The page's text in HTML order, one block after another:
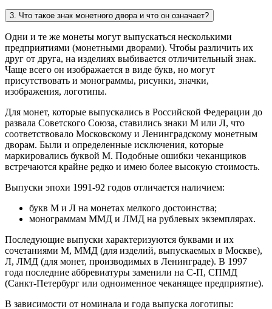
3. Что такое знак монетного двора и что он означает?
Одни и те же монеты могут выпускаться несколькими
предприятиями (монетными дворами). Чтобы различить их
друг от друга, на изделиях выбивается отличительный знак.
Чаще всего он изображается в виде букв, но могут
присутствовать и монограммы, рисунки, значки,
изображения, логотипы.
Для монет, которые выпускались в Российской Федерации до
развала Советского Союза, ставились знаки М или Л, что
соответствовало Московскому и Ленинградскому монетным
дворам. Были и определенные исключения, которые
маркировались буквой М. Подобные ошибки чеканщиков
встречаются крайне редко и имею более высокую стоимость.
Выпуски эпохи 1991-92 годов отличается наличием:
букв М и Л на монетах мелкого достоинства;
монограммам ММД и ЛМД на рублевых экземплярах.
Последующие выпуски характеризуются буквами и их
сочетаниями М, ММД (для изделий, выпускаемых в Москве),
Л, ЛМД (для монет, производимых в Ленинграде). В 1997
года последние аббревиатуры заменили на С-П, СПМД
(Санкт-Петербург или одноименное чеканящее предприятие).
В зависимости от номинала и года выпуска логотипы: